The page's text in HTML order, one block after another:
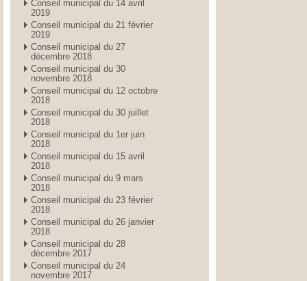
Conseil municipal du 14 avril
2019
Conseil municipal du 21 février
2019
Conseil municipal du 27
décembre 2018
Conseil municipal du 30
novembre 2018
Conseil municipal du 12 octobre
2018
Conseil municipal du 30 juillet
2018
Conseil municipal du 1er juin
2018
Conseil municipal du 15 avril
2018
Conseil municipal du 9 mars
2018
Conseil municipal du 23 février
2018
Conseil municipal du 26 janvier
2018
Conseil municipal du 28
décembre 2017
Conseil municipal du 24
novembre 2017